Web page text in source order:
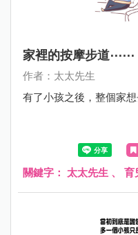
家裡的按摩步道⋯⋯
作者：太太先生
有了小孩之後，整個家
關鍵字： 太太先生 、 育